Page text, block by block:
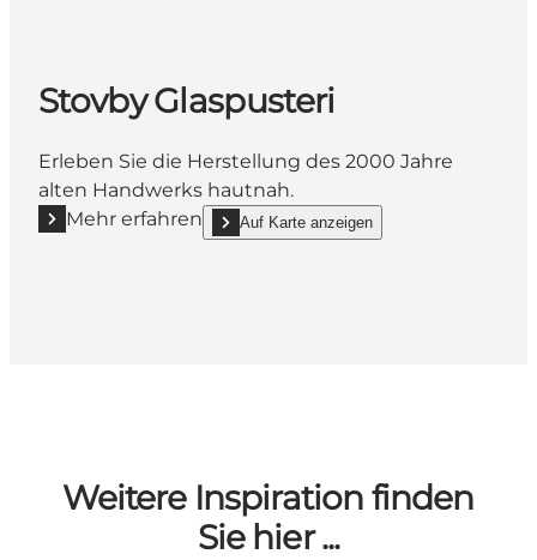
Stovby Glaspusteri
Erleben Sie die Herstellung des 2000 Jahre
alten Handwerks hautnah.
Mehr erfahren
Mehr erfahren "Stovby Glaspusteri"
Auf Karte anzeigen
show Stovby Glaspusteri on_map
Weitere Inspiration finden
Sie hier ...